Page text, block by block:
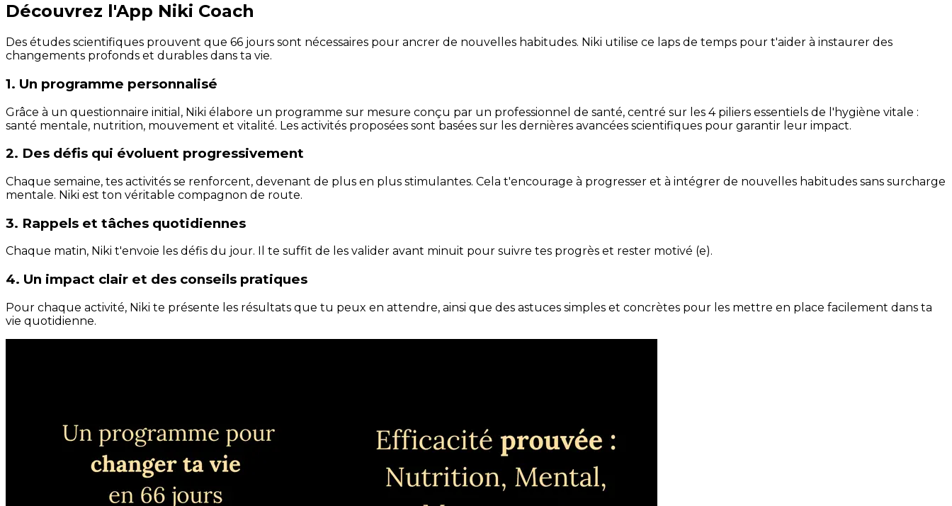
Découvrez l'App Niki Coach
Des études scientifiques prouvent que 66 jours sont nécessaires pour ancrer de nouvelles habitudes. Niki utilise ce laps de temps pour t'aider à instaurer des
changements profonds et durables dans ta vie.
1. Un programme personnalisé
Grâce à un questionnaire initial, Niki élabore un programme sur mesure conçu par un professionnel de santé, centré sur les 4 piliers essentiels de l'hygiène vitale :
santé mentale, nutrition, mouvement et vitalité. Les activités proposées sont basées sur les dernières avancées scientifiques pour garantir leur impact.
2. Des défis qui évoluent progressivement
Chaque semaine, tes activités se renforcent, devenant de plus en plus stimulantes. Cela t'encourage à progresser et à intégrer de nouvelles habitudes sans surcharge
mentale. Niki est ton véritable compagnon de route.
3. Rappels et tâches quotidiennes
Chaque matin, Niki t'envoie les défis du jour. Il te suffit de les valider avant minuit pour suivre tes progrès et rester motivé (e).
4. Un impact clair et des conseils pratiques
Pour chaque activité, Niki te présente les résultats que tu peux en attendre, ainsi que des astuces simples et concrètes pour les mettre en place facilement dans ta
vie quotidienne.